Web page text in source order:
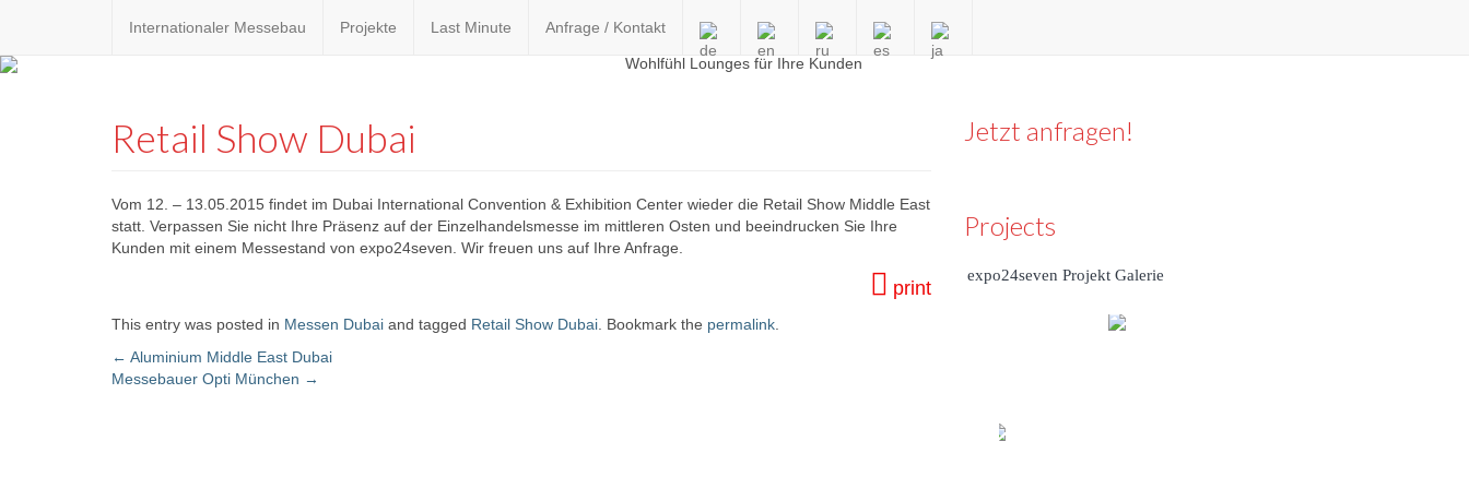
Internationaler Messebau Projekte Last Minute Anfrage / Kontakt
expo24seven
eventware
Retail Show Dubai
Vom 12. – 13.05.2015 findet im Dubai International Convention & Exhibition Center wieder die Retail Show Middle East
statt. Verpassen Sie nicht Ihre Präsenz auf der Einzelhandelsmesse im mittleren Osten und beeindrucken Sie Ihre
Kunden mit einem Messestand von expo24seven. Wir freuen uns auf Ihre Anfrage.
print
This entry was posted in Messen Dubai and tagged Retail Show Dubai . Bookmark the permalink
Post navigation
← Aluminium Middle East Dubai
Messebauer Opti München →
Jetzt anfragen!
Projects
expo24seven Projekt Galerie